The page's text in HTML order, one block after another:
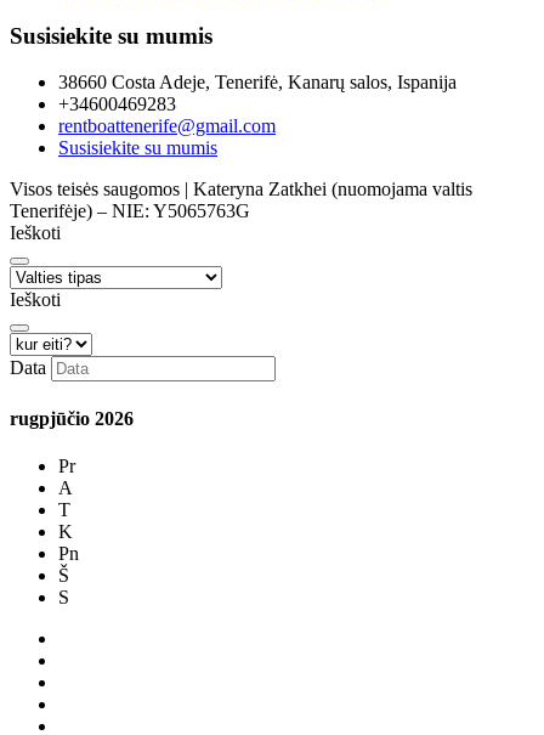
Susisiekite su mumis
38660 Costa Adeje, Tenerifė, Kanarų salos, Ispanija
+34600469283
rentboattenerife@gmail.com
Susisiekite su mumis
Visos teisės saugomos | Kateryna Zatkhei (nuomojama valtis
Tenerifėje) – NIE: Y5065763G
Ieškoti
Ieškoti
Data
rugpjūčio 2026
Pr
A
T
K
Pn
Š
S